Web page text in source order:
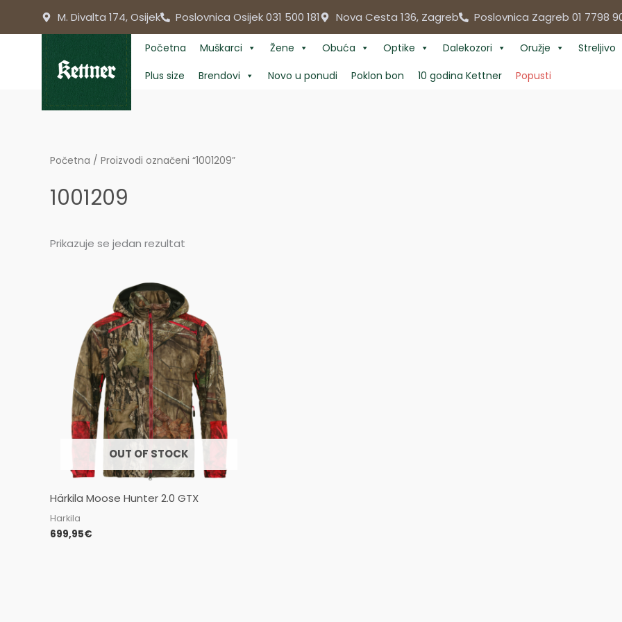
M. Divalta 174, Osijek Poslovnica Osijek 031 500 181 Nova Cesta 136, Zagreb Poslovnica Zagreb 01 7798
Početna Muškarci Žene Obuća Optike Dalekozori Oružje Streljivo
Plus size
Brendovi Novo u ponudi Poklon bon 10 godina Kettner Popusti
Početna / Proizvodi označeni “1001209”
1001209
Prikazuje se jedan rezultat
OUT OF STOCK
Härkila Moose Hunter 2.0 GTX
Harkila
699,95€